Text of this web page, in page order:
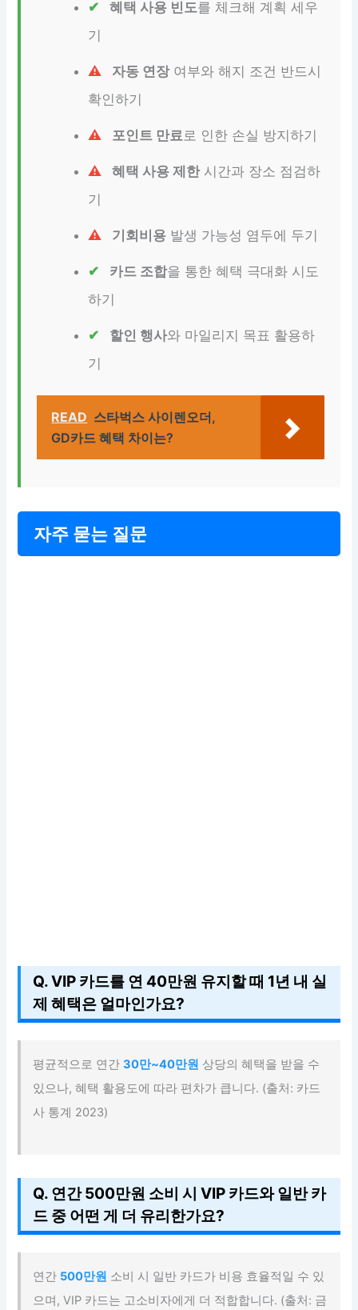
혜택 사용 빈도를 체크해 계획 세우
기
자동 연장여부와 해지 조건 반드시
확인하기
포인트 만료로 인한 손실 방지하기
혜택 사용 제한시간과 장소 점검하
기
기회비용 발생 가능성 염두에 두기
카드 조합을 통한 혜택 극대화 시도
하기
할인 행사와 마일리지 목표 활용하
기
READ 스타벅스 사이렌오더,
GD카드 혜택 차이는?
자주 묻는 질문
Q. VIP 카드를 연 40만원 유지할 때 1년 내 실
제 혜택은 얼마인가요?
평균적으로 연간30만~40만원 상당의 혜택을 받을 수
있으나, 혜택 활용도에 따라 편차가 큽니다. (출처: 카드
사 통계 2023)
Q. 연간 500만원 소비 시 VIP 카드와 일반 카
드 중 어떤 게 더 유리한가요?
연간 500만원 소비 시 일반 카드가 비용 효율적일 수 있
으며, VIP 카드는 고소비자에게 더 적합합니다. (출처: 금